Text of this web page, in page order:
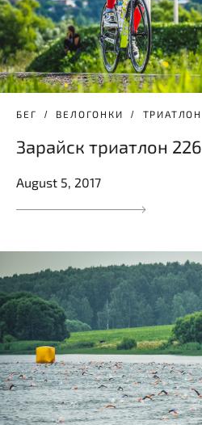
БЕГ ВЕЛОГОНКИ ТРИАТЛОН
Зарайск триатлон 226
August 5, 2017